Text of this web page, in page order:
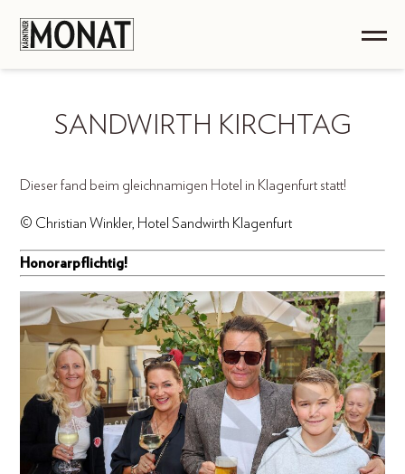
SANDWIRTH KIRCHTAG
Dieser fand beim gleichnamigen Hotel in Klagenfurt statt!
© Christian Winkler, Hotel Sandwirth Klagenfurt
Honorarpflichtig!